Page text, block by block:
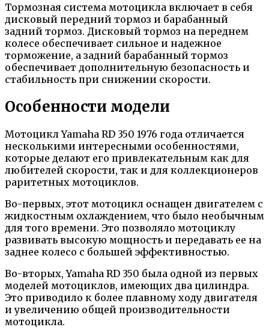
Тормозная система мотоцикла включает в себя
дисковый передний тормоз и барабанный
задний тормоз. Дисковый тормоз на переднем
колесе обеспечивает сильное и надежное
торможение, а задний барабанный тормоз
обеспечивает дополнительную безопасность и
стабильность при снижении скорости.
Особенности модели
Мотоцикл Yamaha RD 350 1976 года отличается
несколькими интересными особенностями,
которые делают его привлекательным как для
любителей скорости, так и для коллекционеров
раритетных мотоциклов.
Во-первых, этот мотоцикл оснащен двигателем с
жидкостным охлаждением, что было необычным
для того времени. Это позволяло мотоциклу
развивать высокую мощность и передавать ее на
заднее колесо с большей эффективностью.
Во-вторых, Yamaha RD 350 была одной из первых
моделей мотоциклов, имеющих два цилиндра.
Это приводило к более плавному ходу двигателя
и увеличению общей производительности
мотоцикла.